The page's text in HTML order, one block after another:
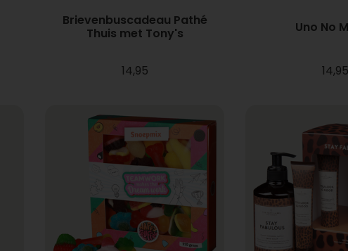
Brievenbuscadeau Pathé
Thuis met Tony's
14,95
Uno No
14,95